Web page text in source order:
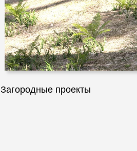
Загородные проекты